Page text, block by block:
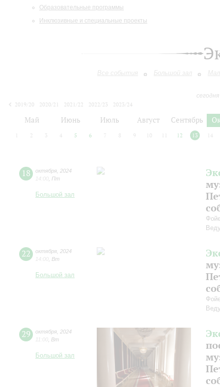
Образовательные программы
Инклюзивные и специальные проекты
Все события Большой зал
2019/20
2020/21 2021/22 2022/23
2023/24
Май Июнь Июль Август Сентябрь
2 3 4 5 6 7 8 9 10 12 13 14
18 октября 2024
14:00 Пт
Большой зал
22 октября 2024
14:00 Вт
Большой зал
29 октября 2024
11:00 Вт
Большой зал